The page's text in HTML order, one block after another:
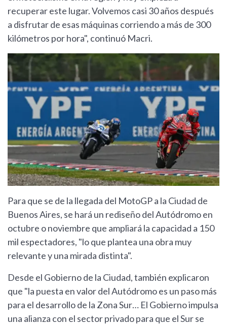
recuperar este lugar. Volvemos casi 30 años después
a disfrutar de esas máquinas corriendo a más de 300
kilómetros por hora", continuó Macri.
Para que se de la llegada del MotoGP a la Ciudad de
Buenos Aires, se hará un rediseño del Autódromo en
octubre o noviembre que ampliará la capacidad a 150
mil espectadores, "lo que plantea una obra muy
relevante y una mirada distinta".
Desde el Gobierno de la Ciudad, también explicaron
que "la puesta en valor del Autódromo es un paso más
para el desarrollo de la Zona Sur… El Gobierno impulsa
una alianza con el sector privado para que el Sur se